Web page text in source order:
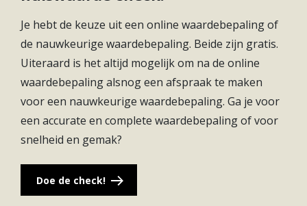
Je hebt de keuze uit een online waardebepaling of
de nauwkeurige waardebepaling. Beide zijn gratis.
Uiteraard is het altijd mogelijk om na de online
waardebepaling alsnog een afspraak te maken
voor een nauwkeurige waardebepaling. Ga je voor
een accurate en complete waardebepaling of voor
snelheid en gemak?
Doe de check!